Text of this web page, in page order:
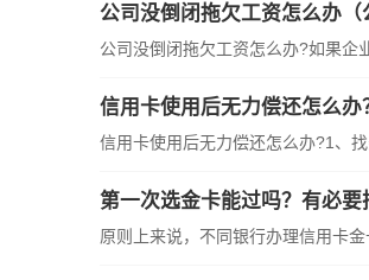
公司没倒闭拖欠工资怎么办（
公司没倒闭拖欠工资怎么办?如果企
信用卡使用后无力偿还怎么
信用卡使用后无力偿还怎么办?1、
第一次选金卡能过吗？有必
原则上来说，不同银行办理信用卡